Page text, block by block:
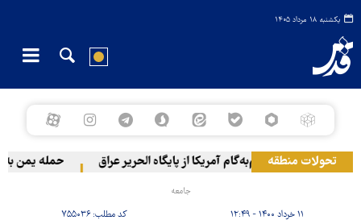
یکشنبه ۱۸ مرداد ۱۴۰۵
تحولات منطقه
خروج گام‌به‌گام آمریکا از پایگاه الحریر عراق حمله یمن به
جامعه
۱۱ خرداد ۱۴۰۰ - ۱۲:۴۹ کد مطلب: ۷۵۵۰۳۶